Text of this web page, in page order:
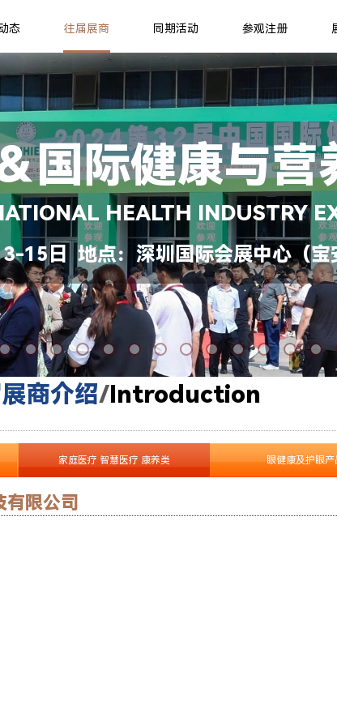
态 往届展商 同期活动 参观注册
国际健康与营
HEALTH INDUSTRY
日 地点：深圳国际会展中心（宝
商介绍/Introduction
家庭医疗 智慧医疗 康养类 眼健康及护眼产
有限公司